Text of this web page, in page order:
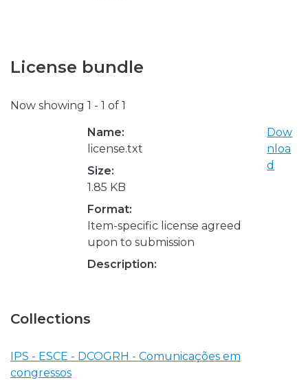
License bundle
Now showing 1 - 1 of 1
Name:
license.txt
Size:
1.85 KB
Format:
Item-specific license agreed
upon to submission
Description:
Dow
nloa
d
Collections
IPS - ESCE - DCOGRH - Comunicações em
congressos